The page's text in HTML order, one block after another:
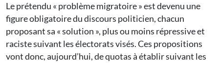
Le prétendu « problème migratoire » est devenu une
figure obligatoire du discours politicien, chacun
proposant sa « solution », plus ou moins répressive et
raciste suivant les électorats visés. Ces propositions
vont donc, aujourd’hui, de quotas à établir suivant les